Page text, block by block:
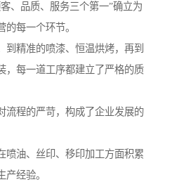
、品质、服务三个第一”确立为
每一个环节。
到精准的喷漆、恒温烘烤，再到
，每一道工序都建立了严格的质
流程的严苛，构成了企业发展的
喷油、丝印、移印加工方面积累
产经验。